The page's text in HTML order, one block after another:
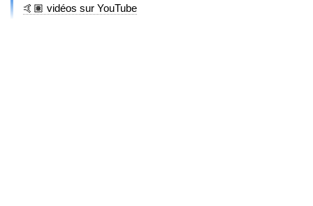
🤙🏽 vidéos sur YouTube